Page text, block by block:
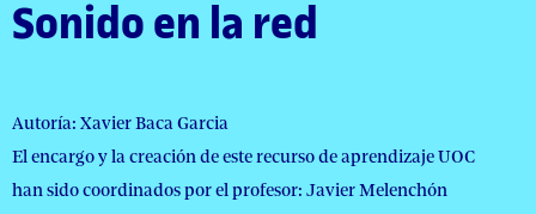
Sonido en la red
Autoría: Xavier Baca Garcia
El encargo y la creación de este recurso de aprendizaje UOC
han sido coordinados por el profesor: Javier Melenchón